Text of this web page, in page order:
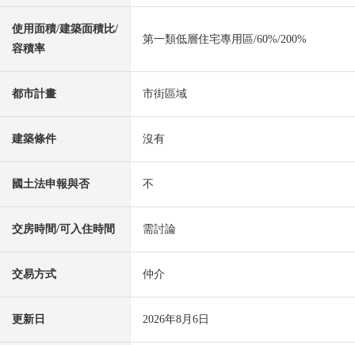
使用面積/建築面積比/
容積率
第一類低層住宅專用區/60%/200%
都市計畫 市街區域
建築條件 沒有
國土法申報與否 不
交房時間/可入住時間 需討論
交易方式 仲介
更新日 2026年8月6日